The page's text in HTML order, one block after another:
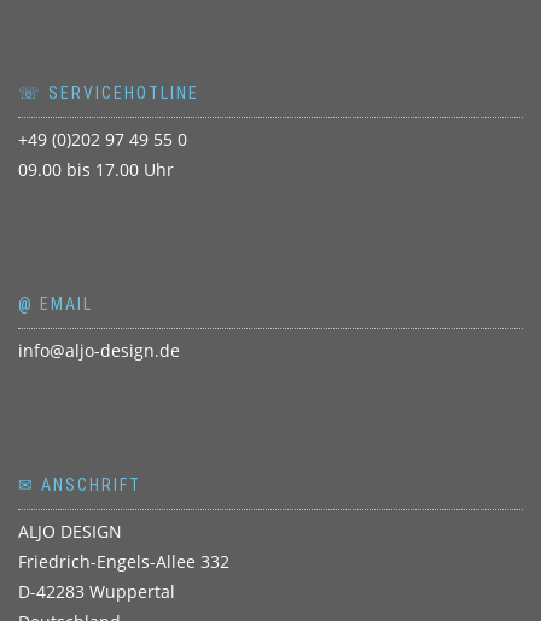
☏ SERVICEHOTLINE
+49 (0)202 97 49 55 0
09.00 bis 17.00 Uhr
@ EMAIL
info@aljo-design.de
✉ ANSCHRIFT
ALJO DESIGN
Friedrich-Engels-Allee 332
D-42283 Wuppertal